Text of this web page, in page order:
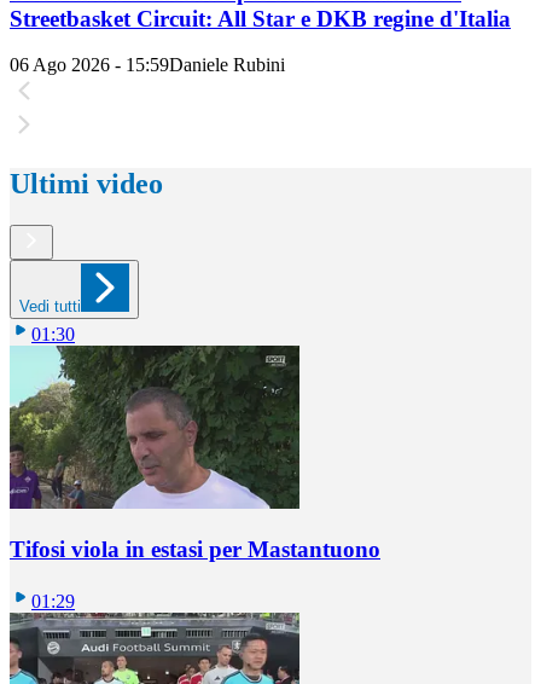
Streetbasket Circuit: All Star e DKB regine d'Italia
06 Ago 2026 - 15:59Daniele Rubini
Ultimi video
Vedi tutti
01:30
Tifosi viola in estasi per Mastantuono
01:29